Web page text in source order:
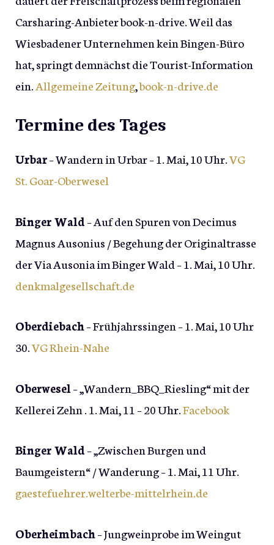
Carsharing-Anbieter book-n-drive. Weil das
Wiesbadener Unternehmen kein Bingen-Büro
hat, springt demnächst die Tourist-Information
ein.Allgemeine Zeitung,book-n-drive.de
Termine des Tages
Urbar– Wandern in Urbar – 1. Mai, 10 Uhr.VG
St. Goar-Oberwesel
Binger Wald– Auf den Spuren von Decimus
Magnus Ausonius / Begehung der Originaltrasse
der Via Ausonia im Binger Wald – 1. Mai, 10 Uhr.
denkmalgesellschaft.de
Oberdiebach– Frühjahrssingen – 1. Mai, 10 Uhr
30.VG Rhein-Nahe
Oberwesel– „Wandern_BBQ_Riesling“ mit der
Kellerei Zehn . 1. Mai, 11 – 20 Uhr.Facebook
Binger Wald– „Zwischen Burgen und
Baumgeistern“ / Wanderung – 1. Mai, 11 Uhr.
gaestefuehrer.welterbe-mittelrhein.de
Oberheimbach– Jungweinprobe im Weingut